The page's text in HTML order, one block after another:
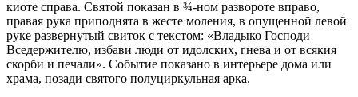
киоте справа. Святой показан в ¾-ном развороте вправо,
правая рука приподнята в жесте моления, в опущенной левой
руке развернутый свиток с текстом: «Владыко Господи
Вседержителю, избави люди от идолских, гнева и от всякия
скорби и печали». Событие показано в интерьере дома или
храма, позади святого полуциркульная арка.